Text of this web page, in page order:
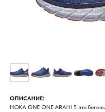
ОПИСАНИЕ:
HOKA ONE ONE ARAHI 5 это